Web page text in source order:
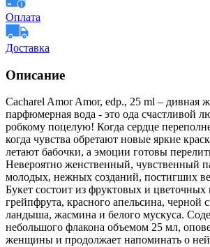
Оплата
Доставка
Описание
Cacharel Amor Amor, edp., 25 ml – дивная
парфюмерная вода - это ода счастливой
робкому поцелую! Когда сердце
когда чувства обретают новые яркие
летают бабочки, а эмоции готовы
Невероятно женственный, чувственный
молодых, нежных созданий, постигших
Букет состоит из фруктовых и цветочных
грейпфрута, красного апельсина, черной
ландыша, жасмина и белого мускуса.
небольшого флакона объемом 25 мл,
женщины и продолжает напоминать о